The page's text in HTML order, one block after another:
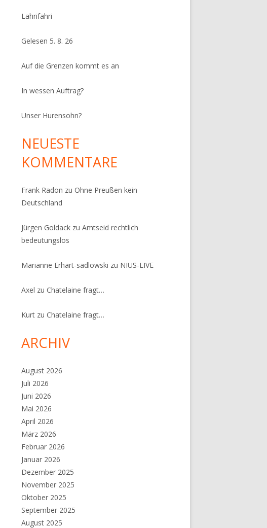
Lahrifahri
Gelesen 5. 8. 26
Auf die Grenzen kommt es an
In wessen Auftrag?
Unser Hurensohn?
NEUESTE
KOMMENTARE
Frank Radon zuOhne Preußen kein
Deutschland
Jürgen Goldack zuAmtseid rechtlich
bedeutungslos
Marianne Erhart-sadlowski zu NIUS-LIVE
Axel zuChatelaine fragt…
Kurt zuChatelaine fragt…
ARCHIV
August 2026
Juli 2026
Juni 2026
Mai 2026
April 2026
März 2026
Februar 2026
Januar 2026
Dezember 2025
November 2025
Oktober 2025
September 2025
August 2025